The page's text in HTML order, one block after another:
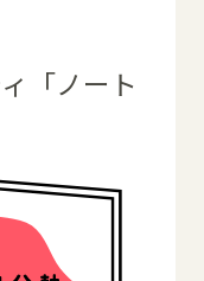
「ノート